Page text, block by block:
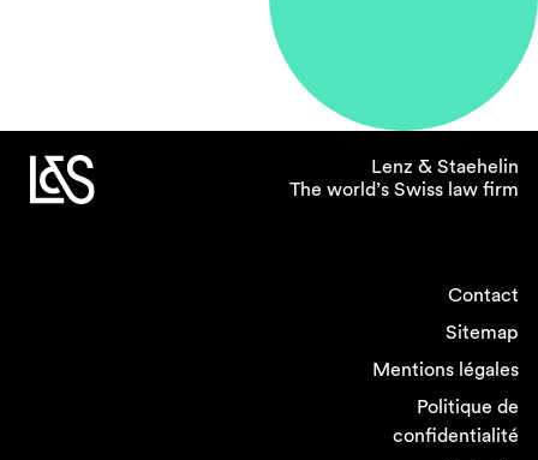
Lenz & Staehelin
The world’s Swiss law firm
Contact
Sitemap
Mentions légales
Politique de
confidentialité